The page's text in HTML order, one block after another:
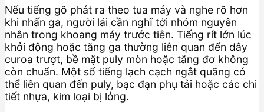
Nếu tiếng gõ phát ra theo tua máy và nghe rõ hơn
khi nhấn ga, người lái cần nghĩ tới nhóm nguyên
nhân trong khoang máy trước tiên. Tiếng rít lớn lúc
khởi động hoặc tăng ga thường liên quan đến dây
curoa trượt, bề mặt puly mòn hoặc tăng đơ không
còn chuẩn. Một số tiếng lạch cạch ngắt quãng có
thể liên quan đến puly, bạc đạn phụ tải hoặc các chi
tiết nhựa, kim loại bị lỏng.